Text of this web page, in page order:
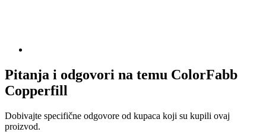
Pitanja i odgovori na temu ColorFabb
Copperfill
Dobivajte specifične odgovore od kupaca koji su kupili ovaj
proizvod.